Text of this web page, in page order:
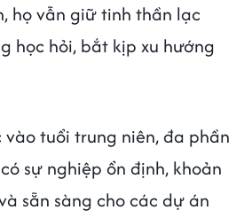
họ vẫn giữ tinh thần lạc
học hỏi, bắt kịp xu hướng
vào tuổi trung niên, đa phần
sự nghiệp ổn định, khoản
sẵn sàng cho các dự án